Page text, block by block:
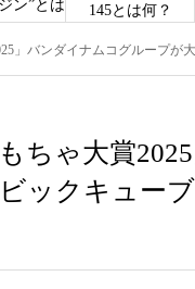
ン”とは 145とは何？
」バンダイナムコグループ
もちゃ大賞
ックキュー